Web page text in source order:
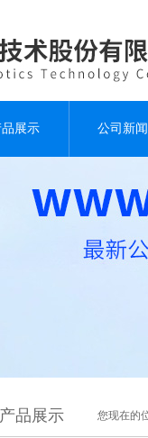
品展示 公司新闻
产品展示 您现在的